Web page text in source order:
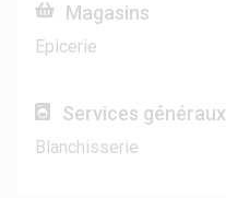
Magasins
Epicerie
Services généraux
Blanchisserie